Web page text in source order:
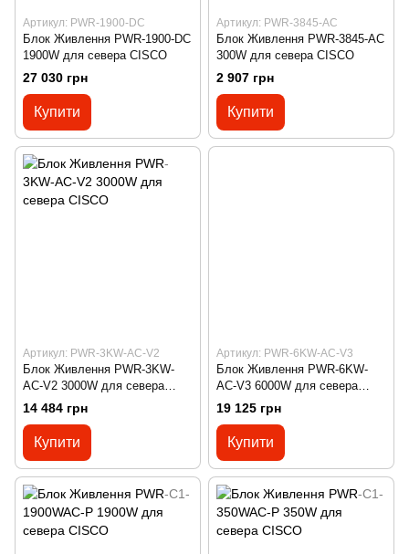
Артикул: PWR-1900-DC
Блок Живлення PWR-1900-DC
1900W для севера CISCO
27 030 грн
Купити
Артикул: PWR-3845-AC
Блок Живлення PWR-3845-AC
300W для севера CISCO
2 907 грн
Купити
Артикул: PWR-3KW-AC-V2
Блок Живлення PWR-3KW-
AC-V2 3000W для севера
CISCO
14 484 грн
Купити
Артикул: PWR-6KW-AC-V3
Блок Живлення PWR-6KW-
AC-V3 6000W для севера
CISCO
19 125 грн
Купити